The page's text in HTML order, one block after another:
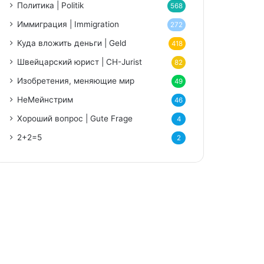
Политика | Politik 568
Иммиграция | Immigration 272
Куда вложить деньги | Geld 418
Швейцарский юрист | CH-Jurist 82
Изобретения, меняющие мир 49
НеМейнстрим 46
Хороший вопрос | Gute Frage 4
2+2=5 2